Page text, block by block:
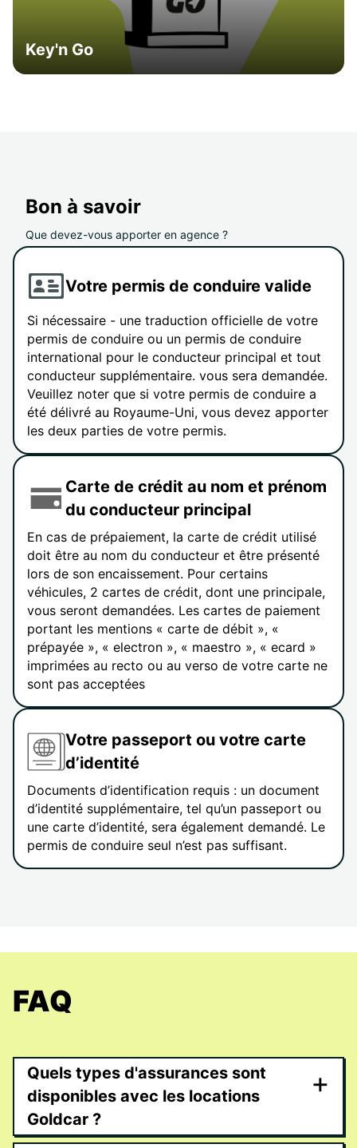
Key'n Go
Bon à savoir
Que devez-vous apporter en agence ?
Votre permis de conduire valide
Si nécessaire - une traduction officielle de votre
permis de conduire ou un permis de conduire
international pour le conducteur principal et tout
conducteur supplémentaire. vous sera demandée.
Veuillez noter que si votre permis de conduire a
été délivré au Royaume-Uni, vous devez apporter
les deux parties de votre permis.
Carte de crédit au nom et prénom
du conducteur principal
En cas de prépaiement, la carte de crédit utilisé
doit être au nom du conducteur et être présenté
lors de son encaissement. Pour certains
véhicules, 2 cartes de crédit, dont une principale,
vous seront demandées. Les cartes de paiement
portant les mentions « carte de débit », «
prépayée », « electron », « maestro », « ecard »
imprimées au recto ou au verso de votre carte ne
sont pas acceptées
Votre passeport ou votre carte
d’identité
Documents d’identification requis : un document
d’identité supplémentaire, tel qu’un passeport ou
une carte d’identité, sera également demandé. Le
permis de conduire seul n’est pas suffisant.
FAQ
Quels types d'assurances sont
disponibles avec les locations
Goldcar ?
+